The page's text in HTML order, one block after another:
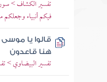
تفسير الكشاف >
فيكم أنبياء وجعلكم
قالوا يا موسى
هنا قاعدون
تفسير البيضاوي >